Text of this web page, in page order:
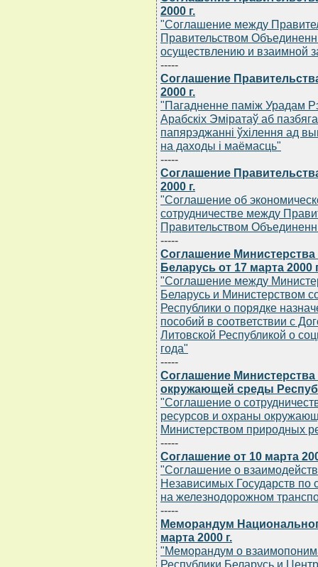
2000 г.
"Соглашение между
Правительством
осуществлению и взаимной
-----
Соглашение
2000 г.
"Пагадненне памiж Урадам
Арабскiх Эмiратаў аб
папярэджаннi ўхiлення ад
на даходы i маёмасць"
-----
Соглашение
2000 г.
"Соглашение об
сотрудничестве между
Правительством
-----
Соглашение
Беларусь от 17 марта 2000
"Соглашение между
Беларусь и Министерством
Республики о порядке
пособий в соответствии с
Литовской Республикой о
года"
-----
Соглашение
окружающей среды
"Соглашение о
ресурсов и охраны
Министерством природных
-----
Соглашение от 10 марта
"Соглашение о
Независимых Государств
на железнодорожном
-----
Меморандум
марта 2000 г.
"Меморандум о
Республики Беларусь и